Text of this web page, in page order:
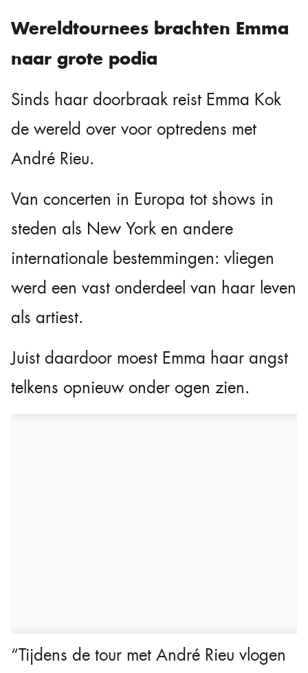
Wereldtournees brachten Emma
naar grote podia
Sinds haar doorbraak reist Emma Kok
de wereld over voor optredens met
André Rieu.
Van concerten in Europa tot shows in
steden als New York en andere
internationale bestemmingen: vliegen
werd een vast onderdeel van haar leven
als artiest.
Juist daardoor moest Emma haar angst
telkens opnieuw onder ogen zien.
“Tijdens de tour met André Rieu vlogen